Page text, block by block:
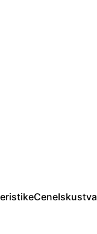
CeneIskustva